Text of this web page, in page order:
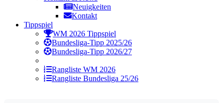
Neuigkeiten
Kontakt
Tippspiel
WM 2026 Tippspiel
Bundesliga-Tipp 2025/26
Bundesliga-Tipp 2026/27
Rangliste WM 2026
Rangliste Bundesliga 25/26